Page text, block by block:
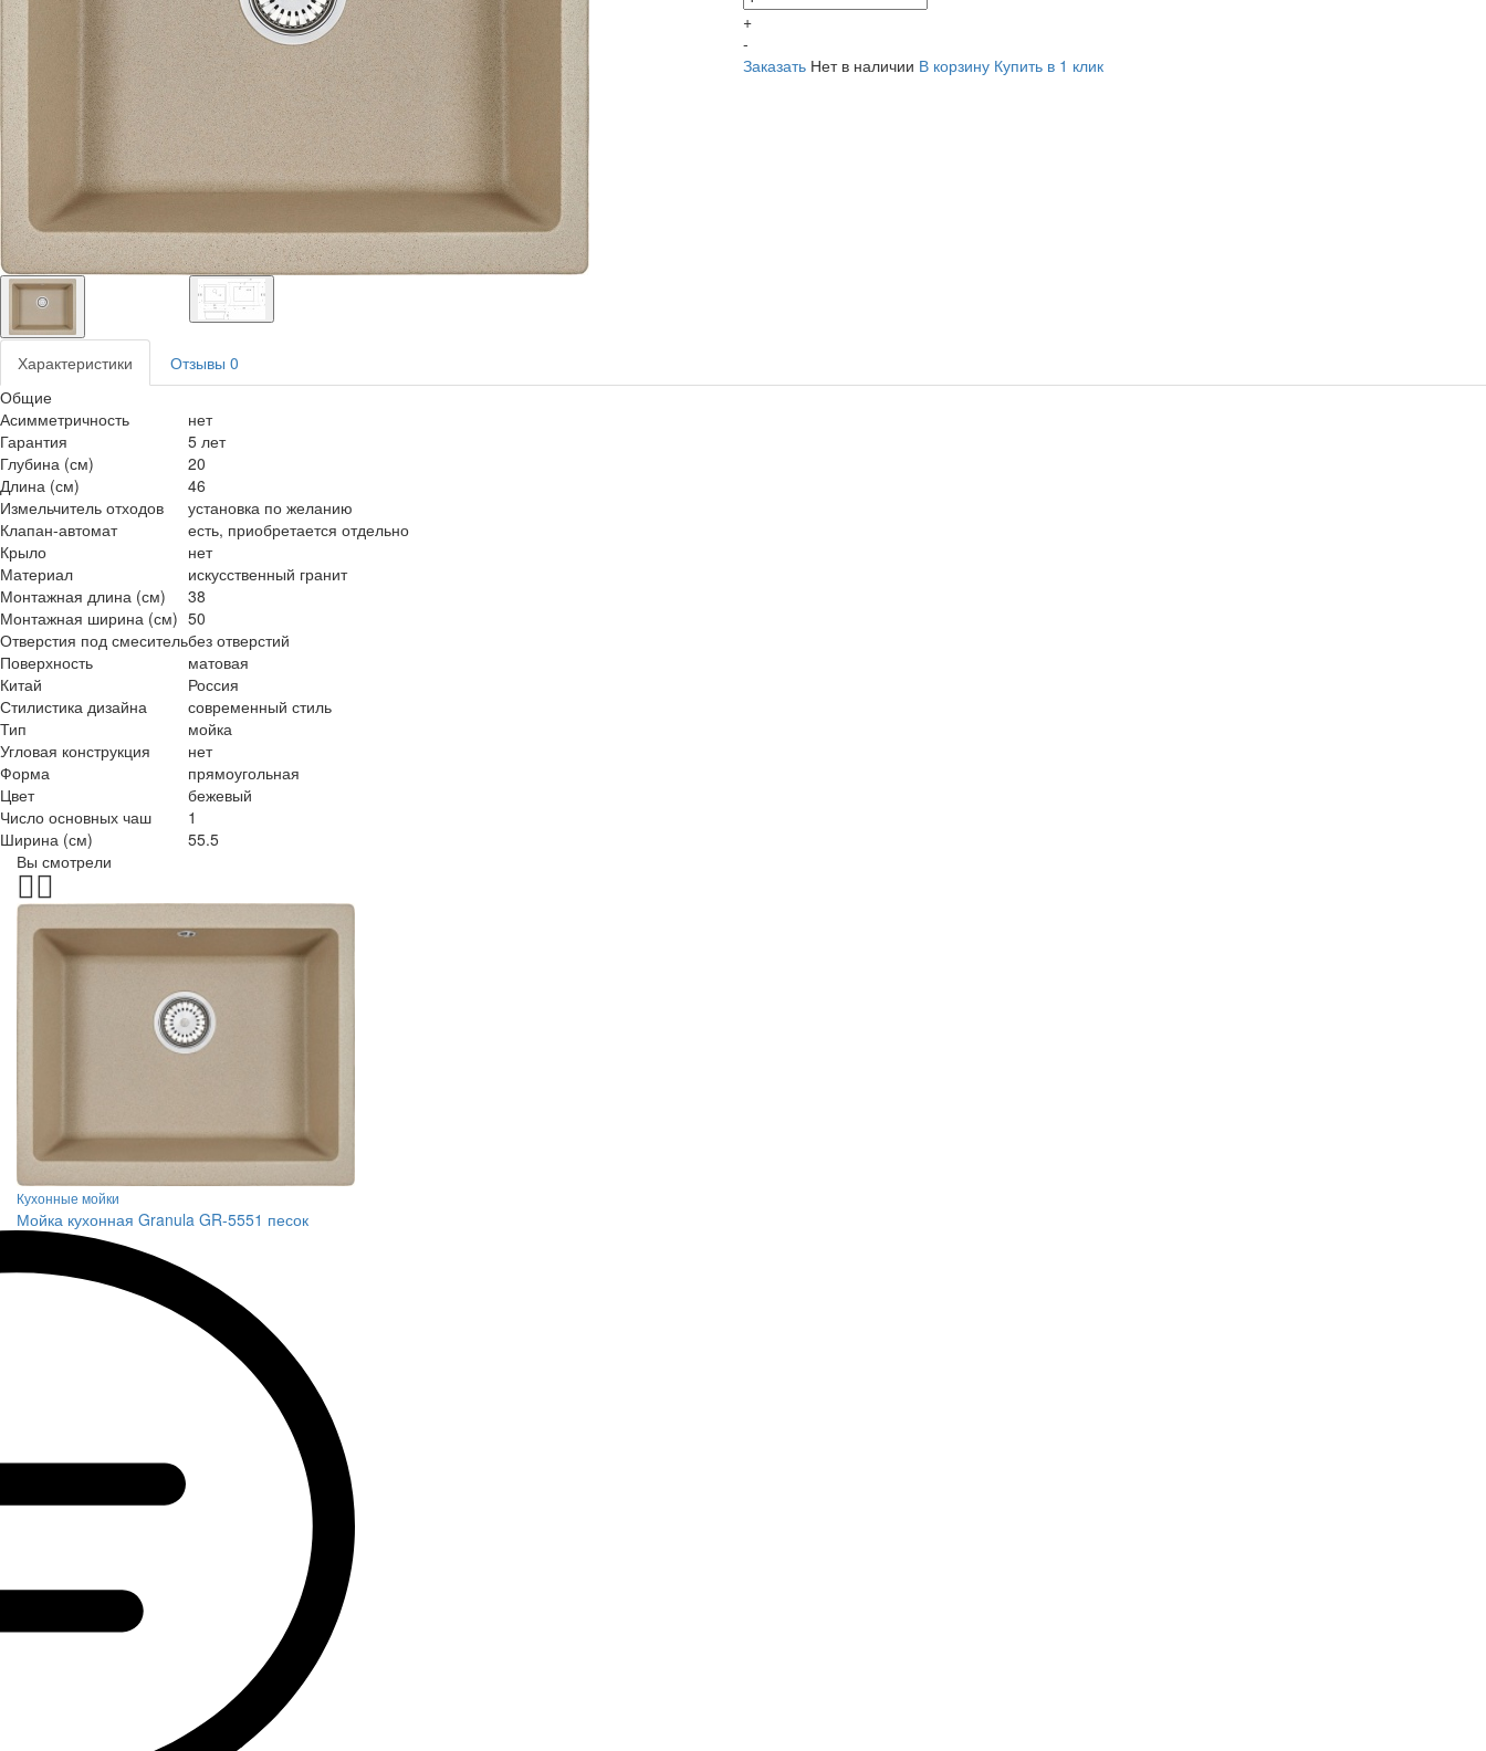
+
-
Заказать Нет в наличии В корзину Купить в 1 клик
Характеристики Отзывы 0
Общие
Асимметричность
нет
Гарантия
5 лет
Глубина (см)
20
Длина (см)
46
Измельчитель отходов
установка по желанию
Клапан-автомат
есть, приобретается отдельно
Крыло
нет
Материал
искусственный гранит
Монтажная длина (см)
38
Монтажная ширина (см) 50
Отверстия под смесительбез отверстий
Поверхность
матовая
Китай
Россия
Стилистика дизайна
современный стиль
Тип
мойка
Угловая конструкция
нет
Форма
прямоугольная
Цвет
бежевый
Число основных чаш
1
Ширина (см)
55.5
Вы смотрели
Кухонные мойки
Мойка кухонная Granula GR-5551 песок